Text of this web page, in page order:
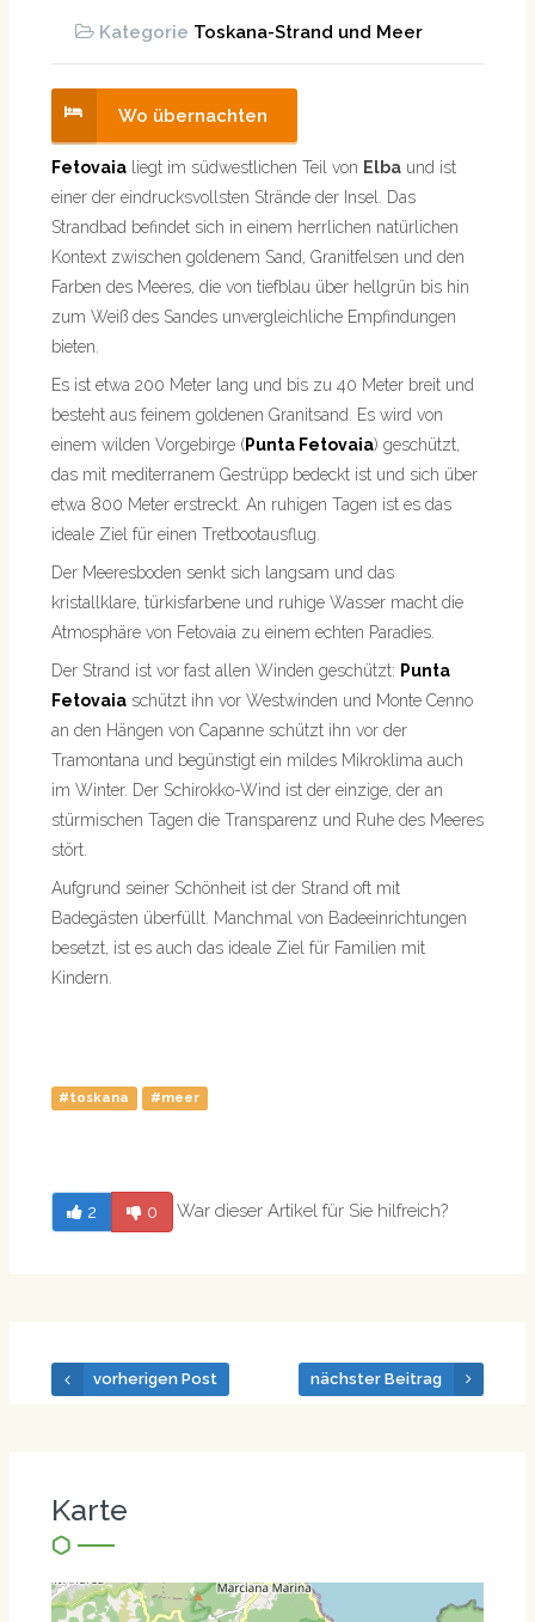
Kategorie Toskana-Strand und Meer
Wo übernachten
Fetovaialiegt im südwestlichen Teil von Elbaund ist
einer der eindrucksvollsten Strände der Insel. Das
Strandbad befindet sich in einem herrlichen natürlichen
Kontext zwischen goldenem Sand, Granitfelsen und den
Farben des Meeres, die von tiefblau über hellgrün bis hin
zum Weiß des Sandes unvergleichliche Empfindungen
bieten.
Es ist etwa 200 Meter lang und bis zu 40 Meter breit und
besteht aus feinem goldenen Granitsand. Es wird von
einem wilden Vorgebirge (Punta Fetovaia) geschützt,
das mit mediterranem Gestrüpp bedeckt ist und sich über
etwa 800 Meter erstreckt. An ruhigen Tagen ist es das
ideale Ziel für einen Tretbootausflug.
Der Meeresboden senkt sich langsam und das
kristallklare, türkisfarbene und ruhige Wasser macht die
Atmosphäre von Fetovaia zu einem echten Paradies.
Der Strand ist vor fast allen Winden geschützt: Punta
Fetovaiaschützt ihn vor Westwinden und Monte Cenno
an den Hängen von Capanne schützt ihn vor der
Tramontana und begünstigt ein mildes Mikroklima auch
im Winter. Der Schirokko-Wind ist der einzige, der an
stürmischen Tagen die Transparenz und Ruhe des Meeres
stört.
Aufgrund seiner Schönheit ist der Strand oft mit
Badegästen überfüllt. Manchmal von Badeeinrichtungen
besetzt, ist es auch das ideale Ziel für Familien mit
Kindern.
#toskana #meer
2 0 War dieser Artikel für Sie hilfreich?
vorherigen Post nächster Beitrag
Karte